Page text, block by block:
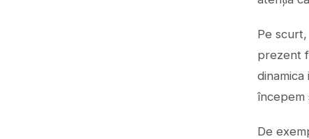
Pe
prezent
începem
De